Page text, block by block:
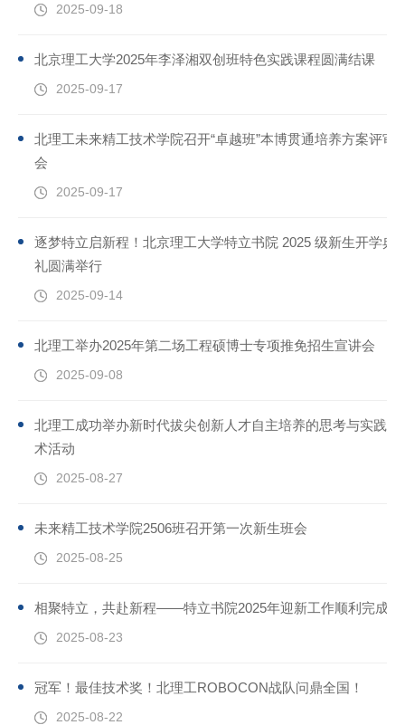
2025-09-18
北京理工大学2025年李泽湘双创班特色实践课程圆满结课
2025-09-17
北理工未来精工技术学院召开“卓越班”本博贯通培养方案评审
会
2025-09-17
逐梦特立启新程！北京理工大学特立书院 2025 级新生开学典
礼圆满举行
2025-09-14
北理工举办2025年第二场工程硕博士专项推免招生宣讲会
2025-09-08
北理工成功举办新时代拔尖创新人才自主培养的思考与实践学
术活动
2025-08-27
未来精工技术学院2506班召开第一次新生班会
2025-08-25
相聚特立，共赴新程——特立书院2025年迎新工作顺利完成
2025-08-23
冠军！最佳技术奖！北理工ROBOCON战队问鼎全国！
2025-08-22